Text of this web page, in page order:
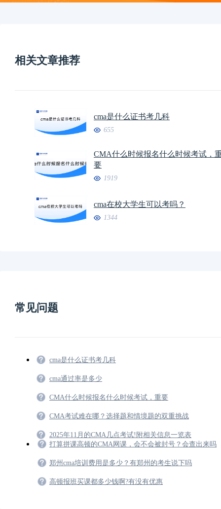
相关文章推荐
cma是什么证书考几科
655
CMA什么时候报名什么时候考试，
要
1919
cma在校大学生可以考吗？
1344
常见问题
cma是什么证书考几科
cma通过率是多少
CMA什么时候报名什么时候考试，重要
CMA考试难在哪？选择题和情境题的双重挑战
2025年11月的CMA几点考试!附相关信息一览表
打算拼课高顿的CMA网课，会不会被封号？会查出来吗
郑州cma培训费用是多少？有郑州的考生说下吗
高顿报班买课都多少钱啊?有没有优惠